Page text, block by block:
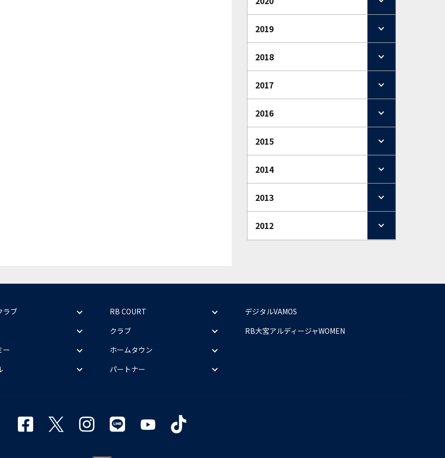
2019
2018
2017
2016
2015
2014
2013
2012
ラブ
ー
RB COURT
クラブ
ホームタウン
パートナー
デジタルVAMOS
RB大宮アルディージャWOMEN